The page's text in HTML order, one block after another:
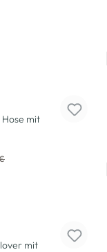
mit
mit